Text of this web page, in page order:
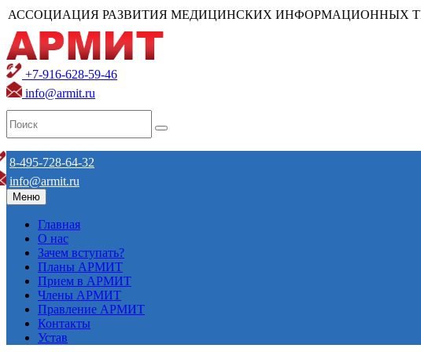
АССОЦИАЦИЯ РАЗВИТИЯ МЕДИЦИНСКИХ ИНФОРМАЦИОННЫХ
+7-916-628-59-46
info@armit.ru
8-495-728-64-32
info@armit.ru
Меню
Главная
О нас
Зачем вступать?
Планы АРМИТ
Прием в АРМИТ
Члены АРМИТ
Правление АРМИТ
Контакты
Устав